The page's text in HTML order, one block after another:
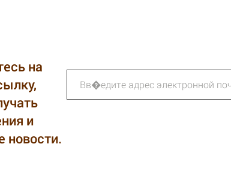
на
и
новости.